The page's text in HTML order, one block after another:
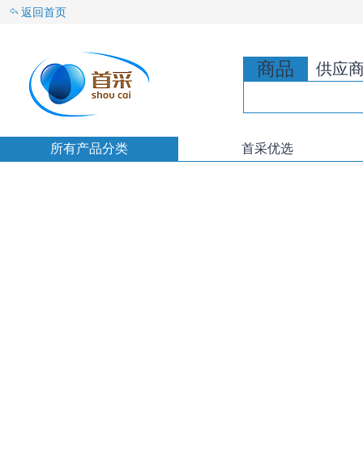
返回首页
商品 供应
所有产品分类 首采优选